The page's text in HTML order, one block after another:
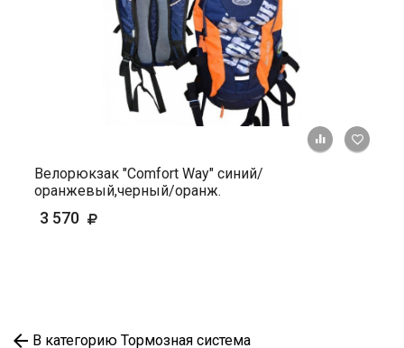
+ К
Велорюкзак "Comfort Way" синий/
оранжевый,черный/оранж.
3 570
В категорию Тормозная система